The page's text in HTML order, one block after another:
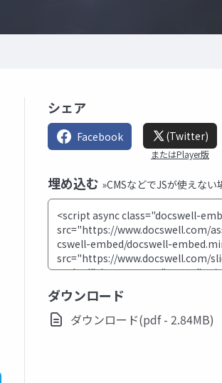
シェア
Facebook (Twitter)
またはPlayer版
埋め込む »CMSなどでJSが使えない
ダウンロード
ダウンロード(pdf - 2.84MB)